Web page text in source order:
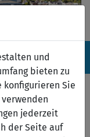
und
bieten zu
konfigurieren Sie
jederzeit
der Seite auf
Services A bis Z